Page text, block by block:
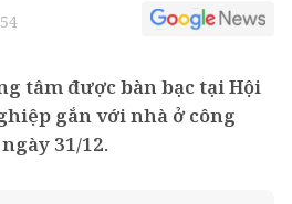
tâm được bàn bạc tại Hội
gắn với nhà ở công
31/12.